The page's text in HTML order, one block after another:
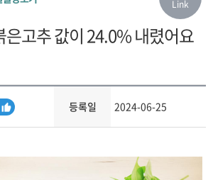
고추 값이 24.0% 내렸어요
등록일 2024-06-25
Link